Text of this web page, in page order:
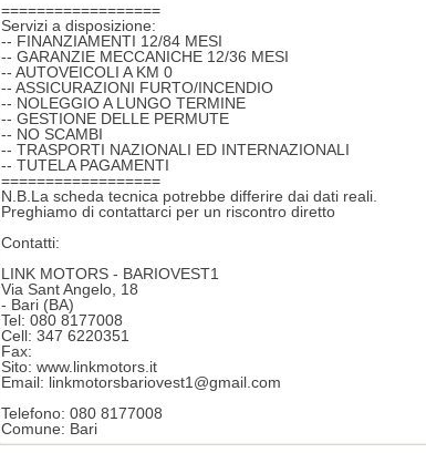
==================
Servizi a disposizione:
-- FINANZIAMENTI 12/84 MESI
-- GARANZIE MECCANICHE 12/36 MESI
-- AUTOVEICOLI A KM 0
-- ASSICURAZIONI FURTO/INCENDIO
-- NOLEGGIO A LUNGO TERMINE
-- GESTIONE DELLE PERMUTE
-- NO SCAMBI
-- TRASPORTI NAZIONALI ED INTERNAZIONALI
-- TUTELA PAGAMENTI
==================
N.B.La scheda tecnica potrebbe differire dai dati reali.
Preghiamo di contattarci per un riscontro diretto
Contatti:
LINK MOTORS - BARIOVEST1
Via Sant Angelo, 18
- Bari (BA)
Tel: 080 8177008
Cell: 347 6220351
Fax:
Sito: www.linkmotors.it
Email: linkmotorsbariovest1@gmail.com
Telefono: 080 8177008
Comune: Bari